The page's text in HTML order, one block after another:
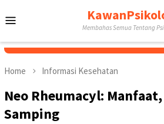
to
Membahas Semua Tentang
Home Informasi Kesehatan
Neo Rheumacyl:
Samping